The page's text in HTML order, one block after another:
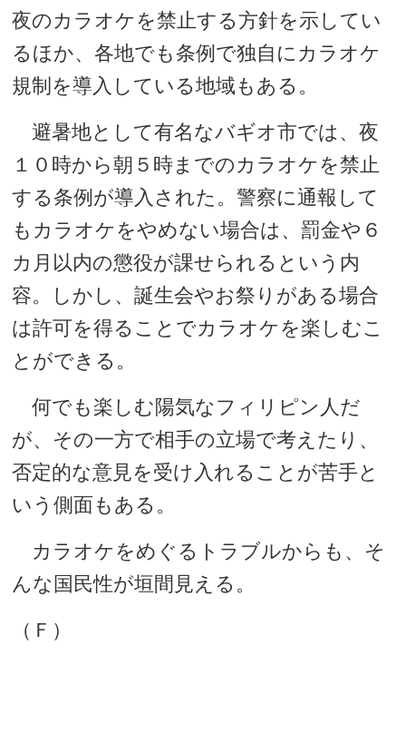
夜のカラオケを禁止する方針を示してい
るほか、各地でも条例で独自にカラオケ
規制を導入している地域もある。
避暑地として有名なバギオ市では、夜
１０時から朝５時までのカラオケを禁止
する条例が導入された。警察に通報して
もカラオケをやめない場合は、罰金や６
カ月以内の懲役が課せられるという内
容。しかし、誕生会やお祭りがある場合
は許可を得ることでカラオケを楽しむこ
とができる。
何でも楽しむ陽気なフィリピン人だ
が、その一方で相手の立場で考えたり、
否定的な意見を受け入れることが苦手と
いう側面もある。
カラオケをめぐるトラブルからも、そ
んな国民性が垣間見える。
（Ｆ）